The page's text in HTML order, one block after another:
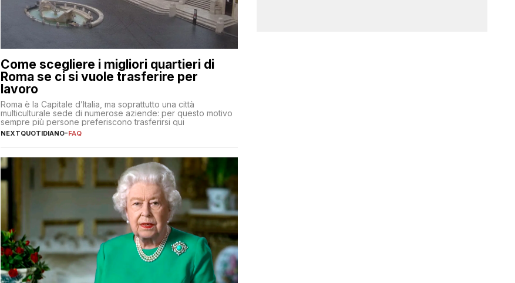
Come scegliere i migliori quartieri di
Roma se ci si vuole trasferire per
lavoro
Roma è la Capitale d’Italia, ma soprattutto una città
multiculturale sede di numerose aziende: per questo motivo
sempre più persone preferiscono trasferirsi qui
NEXTQUOTIDIANO-FAQ